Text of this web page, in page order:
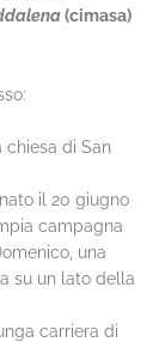
(cimasa)
chiesa di San
il 20 giugno
campagna
una
su un lato della
carriera di